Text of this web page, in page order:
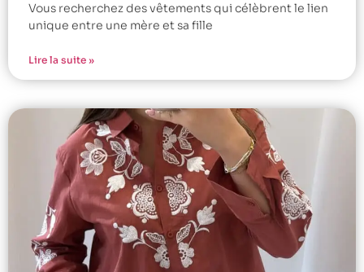
Vous recherchez des vêtements qui célèbrent le lien
unique entre une mère et sa fille
Lire la suite »